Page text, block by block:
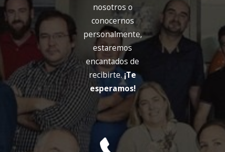
nosotros o
conocernos
personalmente,
estaremos
encantados de
recibirte.¡Te
esperamos!